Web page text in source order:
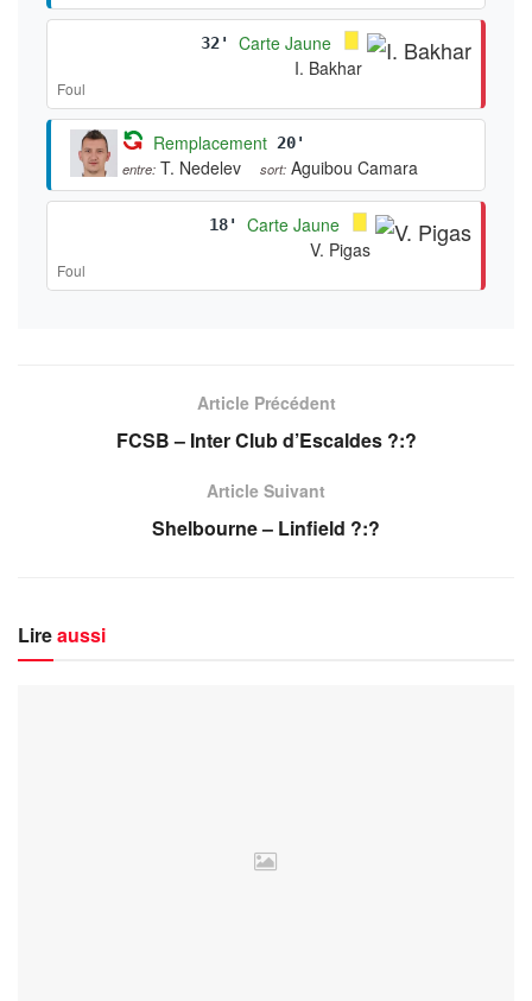
32'
Carte Jaune
I. Bakhar
Foul
Remplacement 20'
entre: T. Nedelev sort: Aguibou Camara
18'
Carte Jaune
V. Pigas
Foul
Article Précédent
FCSB – Inter Club d’Escaldes ?:?
Article Suivant
Shelbourne – Linfield ?:?
Lireaussi